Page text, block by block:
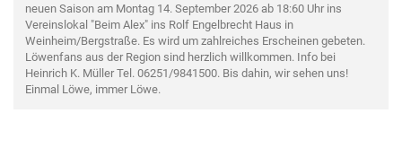
neuen Saison am Montag 14. September 2026 ab 18:60 Uhr ins
Vereinslokal "Beim Alex" ins Rolf Engelbrecht Haus in
Weinheim/Bergstraße. Es wird um zahlreiches Erscheinen gebeten.
Löwenfans aus der Region sind herzlich willkommen. Info bei
Heinrich K. Müller Tel. 06251/9841500. Bis dahin, wir sehen uns!
Einmal Löwe, immer Löwe.